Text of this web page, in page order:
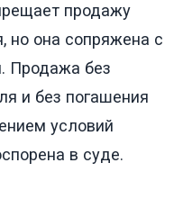
продажу
но она сопряжена с
Продажа без
и без погашения
условий
в суде.